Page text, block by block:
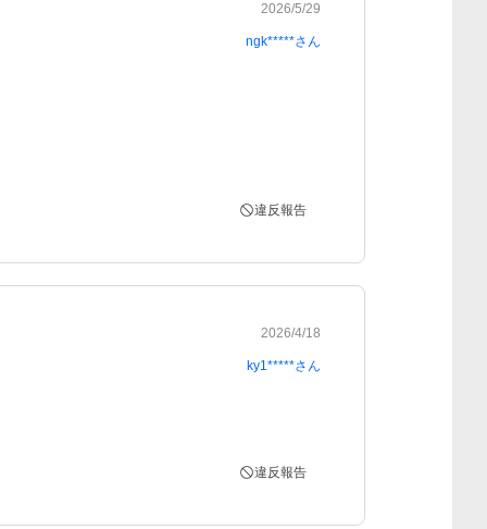
2026/5/29
ngk*****さん
違反報告
2026/4/18
ky1*****さん
違反報告